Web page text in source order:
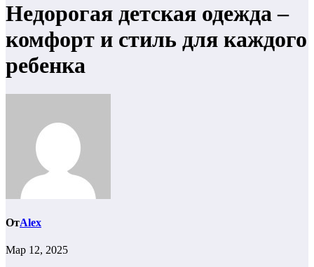
Недорогая детская одежда –
комфорт и стиль для каждого
ребенка
ОтAlex
Мар 12, 2025